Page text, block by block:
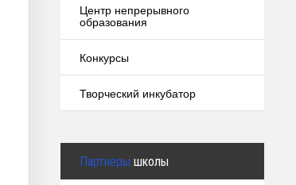
Центр непрерывного
образования
Конкурсы
Творческий инкубатор
Партнёры школы